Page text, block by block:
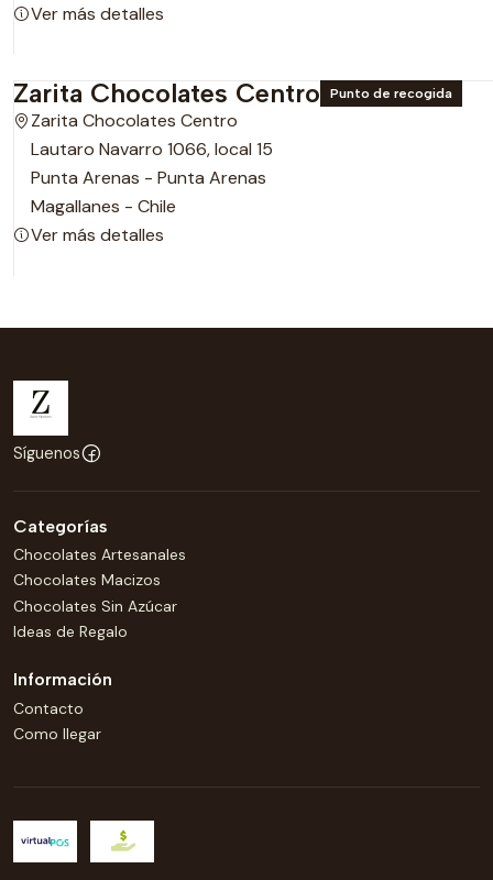
Ver más detalles
Zarita Chocolates Centro Punto de recogida
Zarita Chocolates Centro
Lautaro Navarro 1066, local 15
Punta Arenas - Punta Arenas
Magallanes - Chile
Ver más detalles
Síguenos
Categorías
Chocolates Artesanales
Chocolates Macizos
Chocolates Sin Azúcar
Ideas de Regalo
Información
Contacto
Como llegar